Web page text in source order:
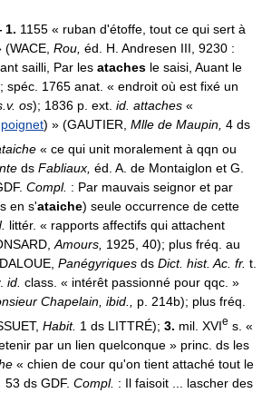
1. 1155 « ruban d'étoffe, tout ce qui sert à
Rou, éd. H. Andresen III, 9230 :
sailli, Par les ataches le saisi, Auant le
spéc. 1765 anat. « endroit où est fixé un
os); 1836 p. ext. id. attaches «
poignet) » (GAUTIER, Mlle de Maupin, 4 ds
« ce qui unit moralement à qqn ou
ds Fabliaux, éd. A. de Montaiglon et G.
Compl. : Par mauvais seignor et par
en s'ataiche) seule occurrence de cette
littér. « rapports affectifs qui attachent
Amours, 1925, 40); plus fréq. au
Panégyriques ds Dict. hist. Ac. fr. t.
id. class. « intérêt passionné pour qqc. »
Chapelain, ibid.,
p. 214b); plus fréq.
Habit. 1 ds LITTRÉ); 3. mil. XVIe s. «
par un lien quelconque » princ. ds les
« chien de cour qu'on tient attaché tout le
53 ds GDF. Compl. : Il faisoit ... lascher des